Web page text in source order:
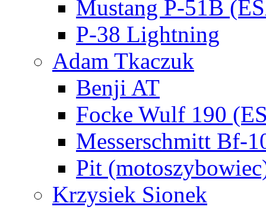
Mustang P-51B
P-38 Lightning
Adam Tkaczuk
Benji AT
Focke Wulf 190
Messerschmitt Bf-
Pit
Krzysiek Sionek